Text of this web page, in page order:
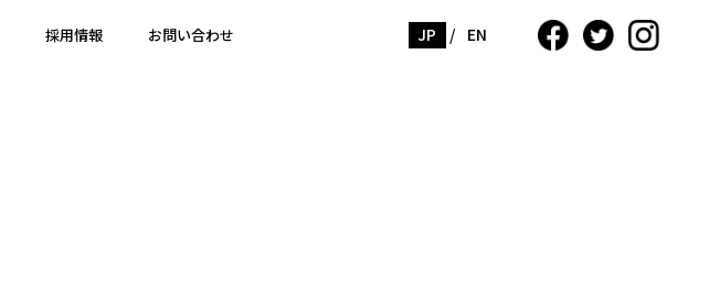
採用情報 お問い合わせ JP / EN